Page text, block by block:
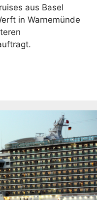
aus Basel
in Warnemünde